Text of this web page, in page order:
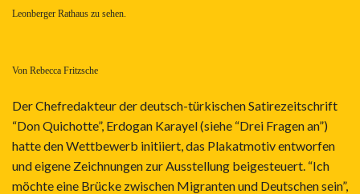
Leonberger Rathaus zu sehen.
Von Rebecca Fritzsche
Der Chefredakteur der deutsch-türkischen Satirezeitschrift
“Don Quichotte”, Erdogan Karayel (siehe “Drei Fragen an”)
hatte den Wettbewerb initiiert, das Plakatmotiv entworfen
und eigene Zeichnungen zur Ausstellung beigesteuert. “Ich
möchte eine Brücke zwischen Migranten und Deutschen sein”,